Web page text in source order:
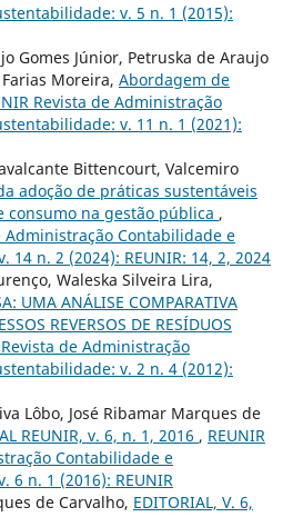
v. 5 n. 1 (2015):
Gomes Júnior, Petruska de Araujo
Moreira, Abordagem de
Revista de Administração
v. 11 n. 1 (2021):
Bittencourt, Valcemiro
adoção de práticas sustentáveis
consumo na gestão pública ,
Administração Contabilidade e
14 n. 2 (2024): REUNIR: 14, 2, 2024
Waleska Silveira Lira,
UMA ANÁLISE COMPARATIVA
REVERSOS DE RESÍDUOS
Revista de Administração
v. 2 n. 4 (2012):
Lôbo, José Ribamar Marques de
REUNIR, v. 6, n. 1, 2016 , REUNIR
Contabilidade e
6 n. 1 (2016): REUNIR
de Carvalho, EDITORIAL, V. 6,